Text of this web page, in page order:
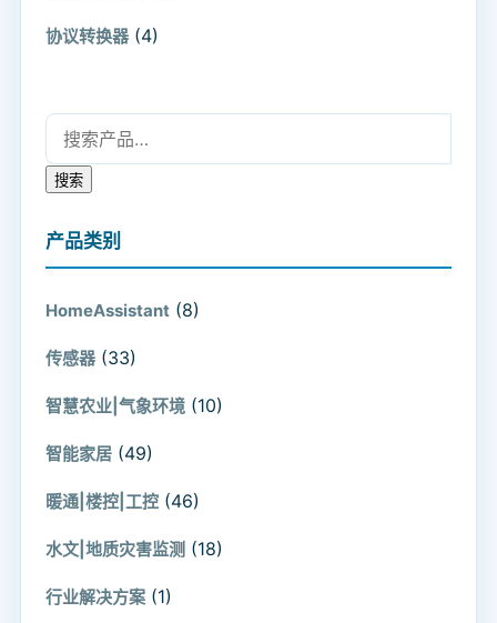
协议转换器 (4)
搜索：
搜索
产品类别
HomeAssistant (8)
传感器 (33)
智慧农业|气象环境 (10)
智能家居 (49)
暖通|楼控|工控 (46)
水文|地质灾害监测 (18)
行业解决方案 (1)